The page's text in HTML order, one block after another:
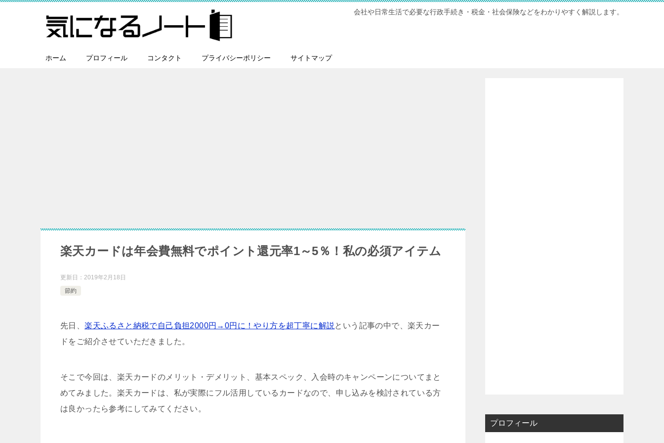
会社や日常生活で必要な行政手続き・税金・社会保険などをわかりやすく解説します。
ホーム プロフィール コンタクト プライバシーポリシー サイトマップ
楽天カードは年会費無料でポイント還元率1～5％！私の必須アイテム
更新日： 2019年2月18日
節約
先日、楽天ふるさと納税で自己負担2000円→0円に！やり方を超丁寧に解説 という記事の中で、楽天カー
ドをご紹介させていただきました。
そこで今回は、楽天カードのメリット・デメリット、基本スペック、入会時のキャンペーンについてまと
めてみました。楽天カードは、私が実際にフル活用しているカードなので、申し込みを検討されている方
は良かったら参考にしてみてください。
プロフィール